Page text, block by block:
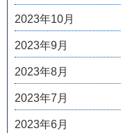
2023年10月
2023年9月
2023年8月
2023年7月
2023年6月